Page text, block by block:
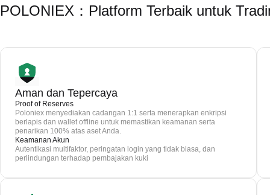
POLONIEX：Platform Terbaik untuk
Aman dan Tepercaya
Proof of Reserves
Poloniex menyediakan cadangan 1:1 serta menerapkan enkripsi
berlapis dan wallet offline untuk memastikan keamanan serta
penarikan 100% atas aset Anda.
Keamanan Akun
Autentikasi multifaktor, peringatan login yang tidak biasa, dan
perlindungan terhadap pembajakan kuki